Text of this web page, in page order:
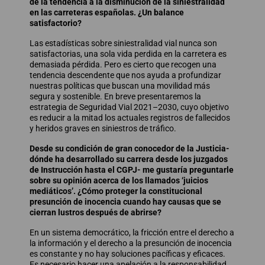
de la tendencia a la disminución de la siniestralidad
en las carreteras españolas. ¿Un balance
satisfactorio?
Las estadísticas sobre siniestralidad vial nunca son
satisfactorias, una sola vida perdida en la carretera es
demasiada pérdida. Pero es cierto que recogen una
tendencia descendente que nos ayuda a profundizar
nuestras políticas que buscan una movilidad más
segura y sostenible. En breve presentaremos la
estrategia de Seguridad Vial 2021–2030, cuyo objetivo
es reducir a la mitad los actuales registros de fallecidos
y heridos graves en siniestros de tráfico.
Desde su condición de gran conocedor de la Justicia-
dónde ha desarrollado su carrera desde los juzgados
de Instrucción hasta el CGPJ- me gustaría preguntarle
sobre su opinión acerca de los llamados ‘juicios
mediáticos’. ¿Cómo proteger la constitucional
presunción de inocencia cuando hay causas que se
cierran lustros después de abrirse?
En un sistema democrático, la fricción entre el derecho a
la información y el derecho a la presunción de inocencia
es constante y no hay soluciones pacíficas y eficaces.